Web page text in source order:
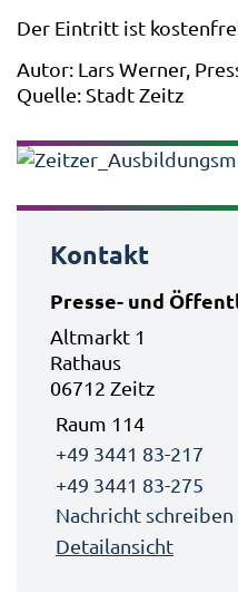
Der Eintritt ist
Autor: Lars Werner,
Quelle: Stadt Zeitz
Kontakt
Presse- und
Altmarkt 1
Rathaus
06712 Zeitz
Raum 114
+49 3441 83-217
+49 3441 83-275
Nachricht schreiben
Detailansicht